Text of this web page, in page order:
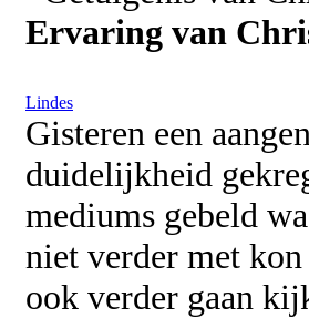
Ervaring van
Lindes
Gisteren een
duidelijkheid
mediums gebeld
niet verder met
ook verder gaan